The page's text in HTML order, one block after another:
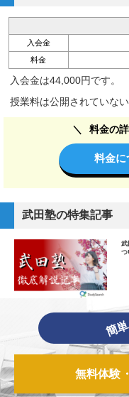
入会金
料金
入会金は44,000円です。
授業料は公開されていな
料金の
料金に
武田塾の特集記事
武
つ
簡単
無料体験